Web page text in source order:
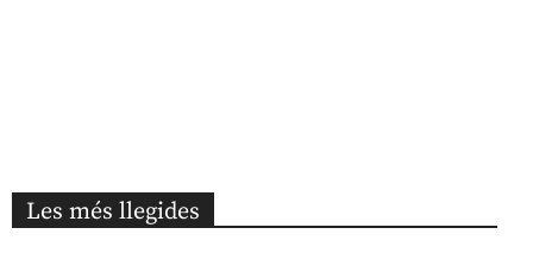
Les més llegides